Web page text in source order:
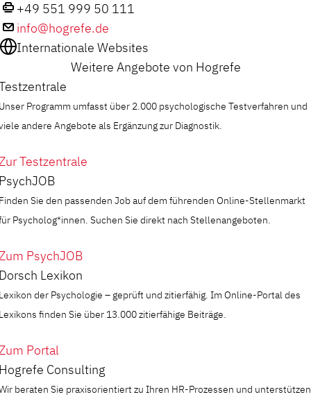
+49 551 999 50 111
info@hogrefe.de
Internationale Websites
Weitere Angebote von Hogrefe
Programm umfasst über 2.000 psychologische Testverfahren und
andere Angebote als Ergänzung zur Diagnostik.
Testzentrale
Sie den passenden Job auf dem führenden Online-Stellenmarkt
Psycholog*innen. Suchen Sie direkt nach Stellenangeboten.
PsychJOB
Lexikon
der Psychologie – geprüft und zitierfähig. Im Online-Portal des
finden Sie über 13.000 zitierfähige Beiträge.
Portal
Consulting
beraten Sie praxisorientiert zu Ihren HR-Prozessen und unterstützen